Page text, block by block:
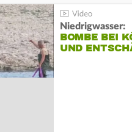
Niedrigwasser:
BOMBE BEI
UND